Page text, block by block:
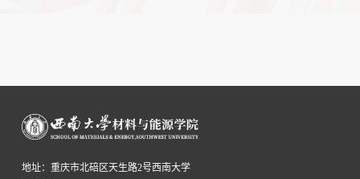
地址：重庆市北碚区天生路2号西南大学